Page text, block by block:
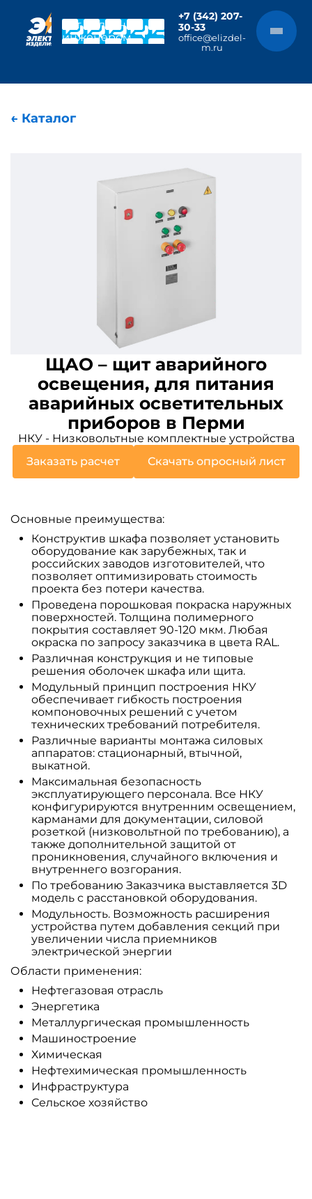
Чат с главным
инженером
+7 (342) 207-
30-33
office@elizdel-
m.ru
← Каталог
ЩАО – щит аварийного
освещения, для питания
аварийных осветительных
приборов в Перми
НКУ - Низковольтные комплектные устройства
Заказать расчет
Скачать опросный лист
Основные преимущества:
Конструктив шкафа позволяет установить
оборудование как зарубежных, так и
российских заводов изготовителей, что
позволяет оптимизировать стоимость
проекта без потери качества.
Проведена порошковая покраска наружных
поверхностей. Толщина полимерного
покрытия составляет 90-120 мкм. Любая
окраска по запросу заказчика в цвета RAL.
Различная конструкция и не типовые
решения оболочек шкафа или щита.
Модульный принцип построения НКУ
обеспечивает гибкость построения
компоновочных решений с учетом
технических требований потребителя.
Различные варианты монтажа силовых
аппаратов: стационарный, втычной,
выкатной.
Максимальная безопасность
эксплуатирующего персонала. Все НКУ
конфигурируются внутренним освещением,
карманами для документации, силовой
розеткой (низковольтной по требованию), а
также дополнительной защитой от
проникновения, случайного включения и
внутреннего возгорания.
По требованию Заказчика выставляется 3D
модель с расстановкой оборудования.
Модульность. Возможность расширения
устройства путем добавления секций при
увеличении числа приемников
электрической энергии
Области применения:
Нефтегазовая отрасль
Энергетика
Металлургическая промышленность
Машиностроение
Химическая
Нефтехимическая промышленность
Инфраструктура
Сельское хозяйство